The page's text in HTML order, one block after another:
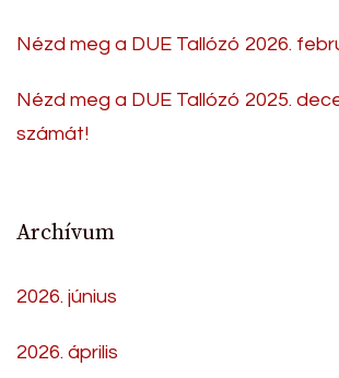
Nézd meg a DUE Tallózó 2026.
Nézd meg a DUE Tallózó 2025.
számát!
Archívum
2026. június
2026. április